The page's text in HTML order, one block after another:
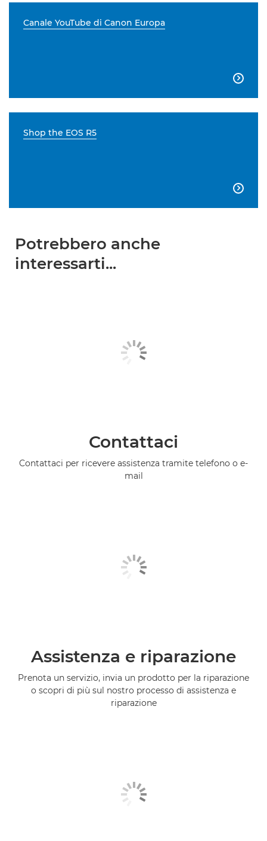
Canale YouTube di Canon Europa

Shop the EOS R5

Potrebbero anche
interessarti...
Contattaci
Contattaci per ricevere assistenza tramite telefono o e-
mail
Assistenza e riparazione
Prenota un servizio, invia un prodotto per la riparazione
o scopri di più sul nostro processo di assistenza e
riparazione